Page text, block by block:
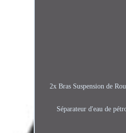
2x Bras Suspension de
Séparateur d'eau de